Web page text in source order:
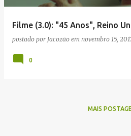
Filme (3.0): "45 Anos", Reino
postado por Jacozão em novembro 15,
0
MAIS